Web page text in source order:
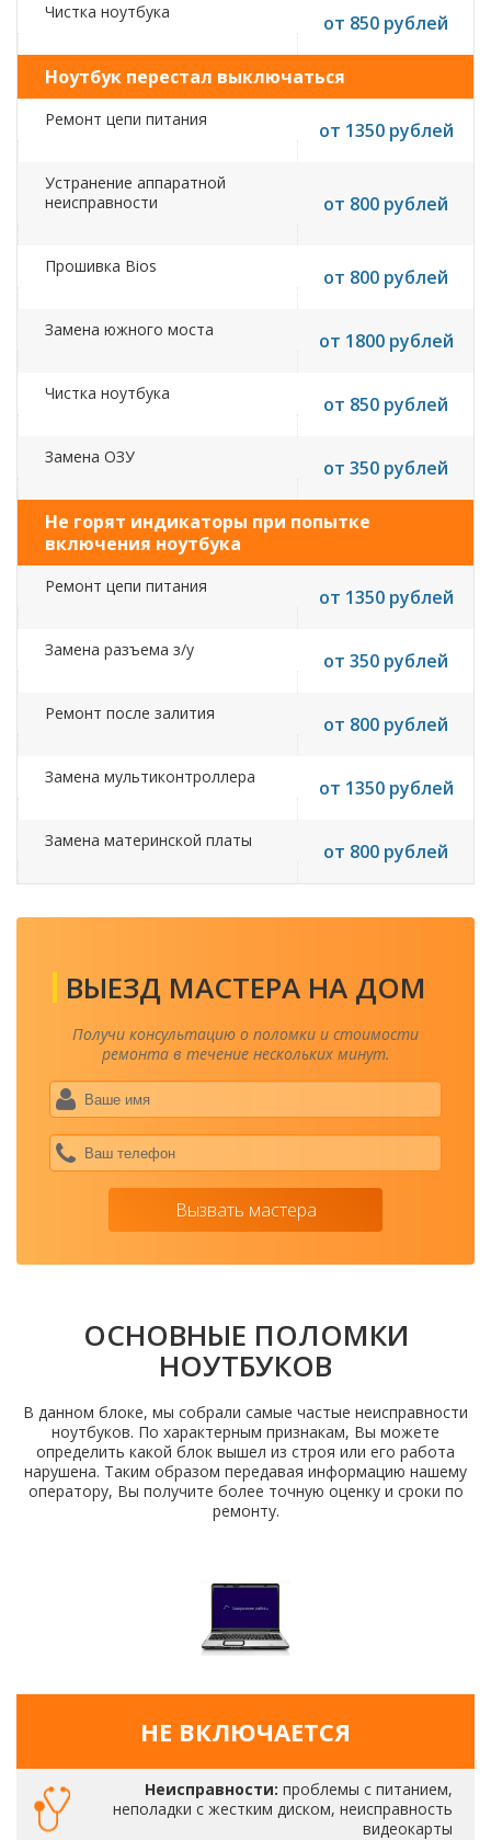
Чистка ноутбука от 850 рублей
Ноутбук перестал выключаться
Ремонт цепи питания от 1350 рублей
Устранение аппаратной
неисправности
от 800 рублей
Прошивка Bios от 800 рублей
Замена южного моста от 1800 рублей
Чистка ноутбука от 850 рублей
Замена ОЗУ от 350 рублей
Не горят индикаторы при попытке
включения ноутбука
Ремонт цепи питания от 1350 рублей
Замена разъема з/у от 350 рублей
Ремонт после залития от 800 рублей
Замена мультиконтроллера от 1350 рублей
Замена материнской платы от 800 рублей
ВЫЕЗД МАСТЕРА НА ДОМ
Получи консультацию о поломки и стоимости
ремонта в течение нескольких минут.
Вызвать мастера
ОСНОВНЫЕ ПОЛОМКИ
НОУТБУКОВ
В данном блоке, мы собрали самые частые неисправности
ноутбуков. По характерным признакам, Вы можете
определить какой блок вышел из строя или его работа
нарушена. Таким образом передавая информацию нашему
оператору, Вы получите более точную оценку и сроки по
ремонту.
НЕ ВКЛЮЧАЕТСЯ
Неисправности: проблемы с питанием,
неполадки с жестким диском, неисправность
видеокарты